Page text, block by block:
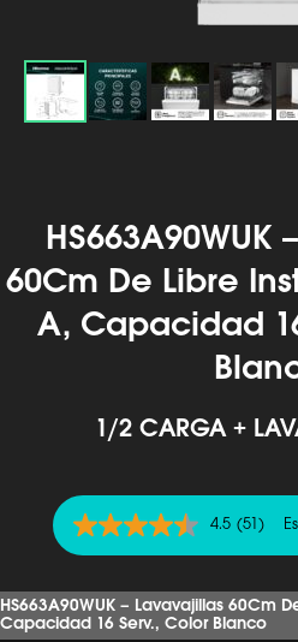
HS663A90WUK
60Cm De Libre
A, Capacidad
1/2 CARGA +
4.5
de
estrellas,
valor
medio
4.5 (51)
HS663A90WUK – Lavavajillas 60Cm
Capacidad 16 Serv., Color Blanco